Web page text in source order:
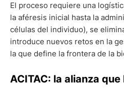
El proceso requiere una
la aféresis inicial hasta la
células del individuo), se
introduce nuevos retos en la
la que define la frontera de la
ACITAC: la alianza